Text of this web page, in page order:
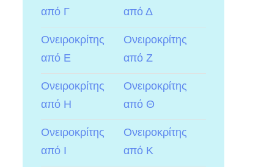
από Γ
από Δ
Ονειροκρίτης
από Ε
Ονειροκρίτης
από Ζ
Ονειροκρίτης
από Η
Ονειροκρίτης
από Θ
Ονειροκρίτης
από Ι
Ονειροκρίτης
από Κ